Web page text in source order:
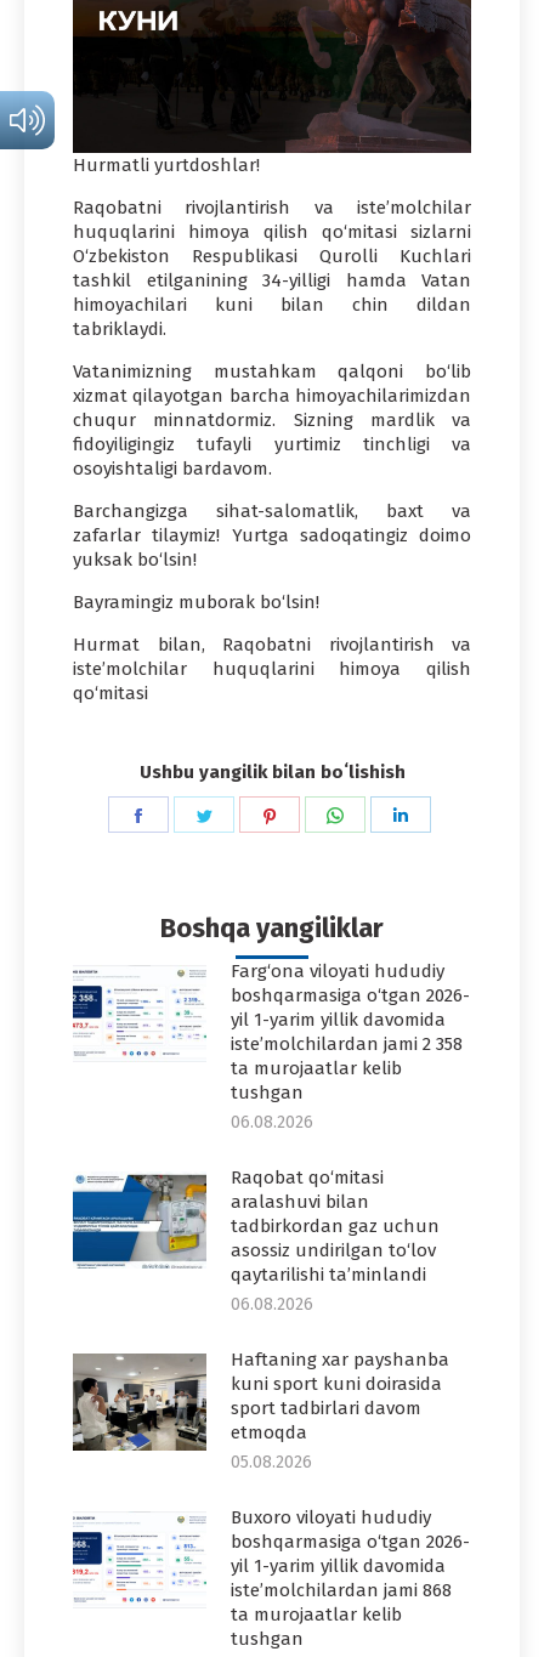
Hurmatli yurtdoshlar!
Raqobatni rivojlantirish va iste’molchilar
huquqlarini himoya qilish qo‘mitasi sizlarni
O‘zbekiston Respublikasi Qurolli Kuchlari
tashkil etilganining 34-yilligi hamda Vatan
himoyachilari kuni bilan chin dildan
tabriklaydi.
Vatanimizning mustahkam qalqoni bo‘lib
xizmat qilayotgan barcha himoyachilarimizdan
chuqur minnatdormiz. Sizning mardlik va
fidoyiligingiz tufayli yurtimiz tinchligi va
osoyishtaligi bardavom.
Barchangizga sihat-salomatlik, baxt va
zafarlar tilaymiz! Yurtga sadoqatingiz doimo
yuksak bo‘lsin!
Bayramingiz muborak bo‘lsin!
Hurmat bilan, Raqobatni rivojlantirish va
iste’molchilar huquqlarini himoya qilish
qo‘mitasi
Ushbu yangilik bilan boʻlishish
Share
Share
Share
Share
Boshqa yangiliklar
Farg‘ona viloyati hududiy
boshqarmasiga o‘tgan 2026-
yil 1-yarim yillik davomida
iste’molchilardan jami 2 358
ta murojaatlar kelib
tushgan
06.08.2026
Raqobat qo‘mitasi
aralashuvi bilan
tadbirkordan gaz uchun
asossiz undirilgan to‘lov
qaytarilishi ta’minlandi
06.08.2026
Haftaning xar payshanba
kuni sport kuni doirasida
sport tadbirlari davom
etmoqda
05.08.2026
Buxoro viloyati hududiy
boshqarmasiga o‘tgan 2026-
yil 1-yarim yillik davomida
iste’molchilardan jami 868
ta murojaatlar kelib
tushgan